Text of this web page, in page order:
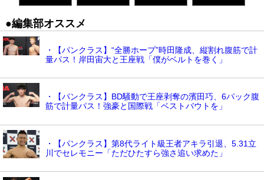
●編集部オススメ
・【パンクラス】“全勝ホープ”時田隆成、縦割れ腹筋で計
量パス！岸田宙大と王座戦「僕がベルトを巻く」
・【パンクラス】BD騒動で王座剥奪の濱田巧、6パック腹
筋で計量パス！強豪と国際戦「ベストバウトを」
・【パンクラス】第8代ライト級王者アキラ引退、5.31立
川でセレモニー「ただひたすら強さ追い求めた」